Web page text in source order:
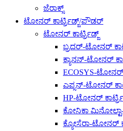
ಜೆರಾಕ್ಸ್
ಟೋನರ್ ಕಾರ್ಟ್ರಿಡ್ಜ್/ಪೌಡರ್
ಟೋನರ್ ಕಾರ್ಟ್ರಿಡ್ಜ್
ಬ್ರದರ್-ಟೋನರ್
ಕ್ಯಾನನ್-ಟೋನರ್
ECOSYS-ಟೋನರ್
ಎಪ್ಸನ್-ಟೋನರ್
HP-ಟೋನರ್
ಕೋನಿಕಾ
ಕ್ಯೋಸೆರಾ-ಟೋನರ್